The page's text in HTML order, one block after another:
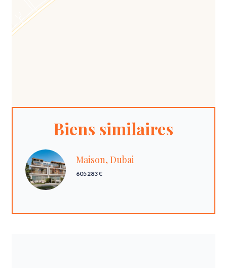
Biens similaires
Maison, Dubai
605 283 €